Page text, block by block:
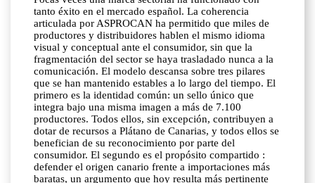
tanto éxito en el mercado español. La coherencia
articulada por ASPROCAN ha permitido que miles de
productores y distribuidores hablen el mismo idioma
visual y conceptual ante el consumidor, sin que la
fragmentación del sector se haya trasladado nunca a la
comunicación. El modelo descansa sobre tres pilares
que se han mantenido estables a lo largo del tiempo. El
primero es la identidad común: un sello único que
integra bajo una misma imagen a más de 7.100
productores. Todos ellos, sin excepción, contribuyen a
dotar de recursos a Plátano de Canarias, y todos ellos se
benefician de su reconocimiento por parte del
consumidor. El segundo es el propósito compartido :
defender el origen canario frente a importaciones más
baratas, un argumento que hoy resulta más pertinente